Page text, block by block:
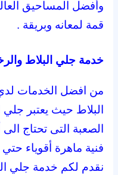
وأفضل المساحيق
قمة لمعانه وبريقة .
خدمة جلي البلاط
من افضل الخدمات لدي
البلاط حيث يعتبر جلي
الصعبة التى تحتاج
فنية ماهرة أقوياء
نقدم لكم خدمة جلي